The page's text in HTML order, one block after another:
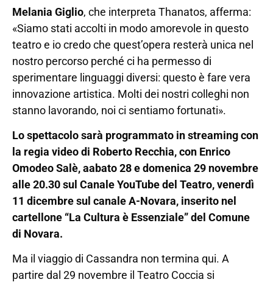
Melania Giglio, che interpreta Thanatos, afferma:
«Siamo stati accolti in modo amorevole in questo
teatro e io credo che quest’opera resterà unica nel
nostro percorso perché ci ha permesso di
sperimentare linguaggi diversi: questo è fare vera
innovazione artistica. Molti dei nostri colleghi non
stanno lavorando, noi ci sentiamo fortunati».
Lo spettacolo sarà programmato in streaming con
la regia video di Roberto Recchia, con Enrico
Omodeo Salè, aabato 28 e domenica 29 novembre
alle 20.30 sul Canale YouTube del Teatro, venerdì
11 dicembre sul canale A-Novara, inserito nel
cartellone “La Cultura è Essenziale” del Comune
di Novara.
Ma il viaggio di Cassandra non termina qui. A
partire dal 29 novembre il Teatro Coccia si